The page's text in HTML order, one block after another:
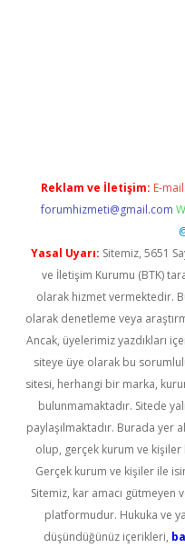
Reklam ve İletişim: E-mail:
forumhizmeti@gmail.com
Yasal Uyarı: Sitemiz, 5651
ve İletişim Kurumu (BTK)
olarak hizmet vermektedir.
olarak denetleme veya
Ancak, üyelerimiz yazdıkları
siteye üye olarak bu
sitesi, herhangi bir marka,
bulunmamaktadır. Sitede
paylaşılmaktadır. Burada yer
olup, gerçek kurum ve kişiler
Gerçek kurum ve kişiler ile
Sitemiz, kar amacı gütmeyen
platformudur. Hukuka ve
düşündüğünüz içerikleri,